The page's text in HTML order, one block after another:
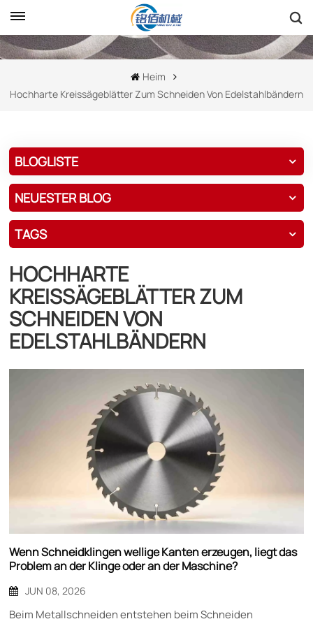
Heim
Hochharte Kreissägeblätter Zum Schneiden Von Edelstahlbändern
BLOGLISTE
NEUESTER BLOG
TAGS
HOCHHARTE
KREISSÄGEBLÄTTER ZUM
SCHNEIDEN VON
EDELSTAHLBÄNDERN
Wenn Schneidklingen wellige Kanten erzeugen, liegt das
Problem an der Klinge oder an der Maschine?
JUN 08, 2026
Beim Metallschneiden entstehen beim Schneiden